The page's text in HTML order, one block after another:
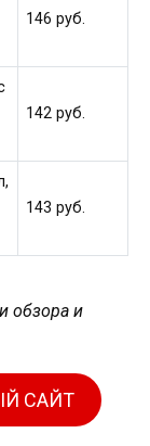
146 руб.
142 руб.
143 руб.
обзора и
САЙТ